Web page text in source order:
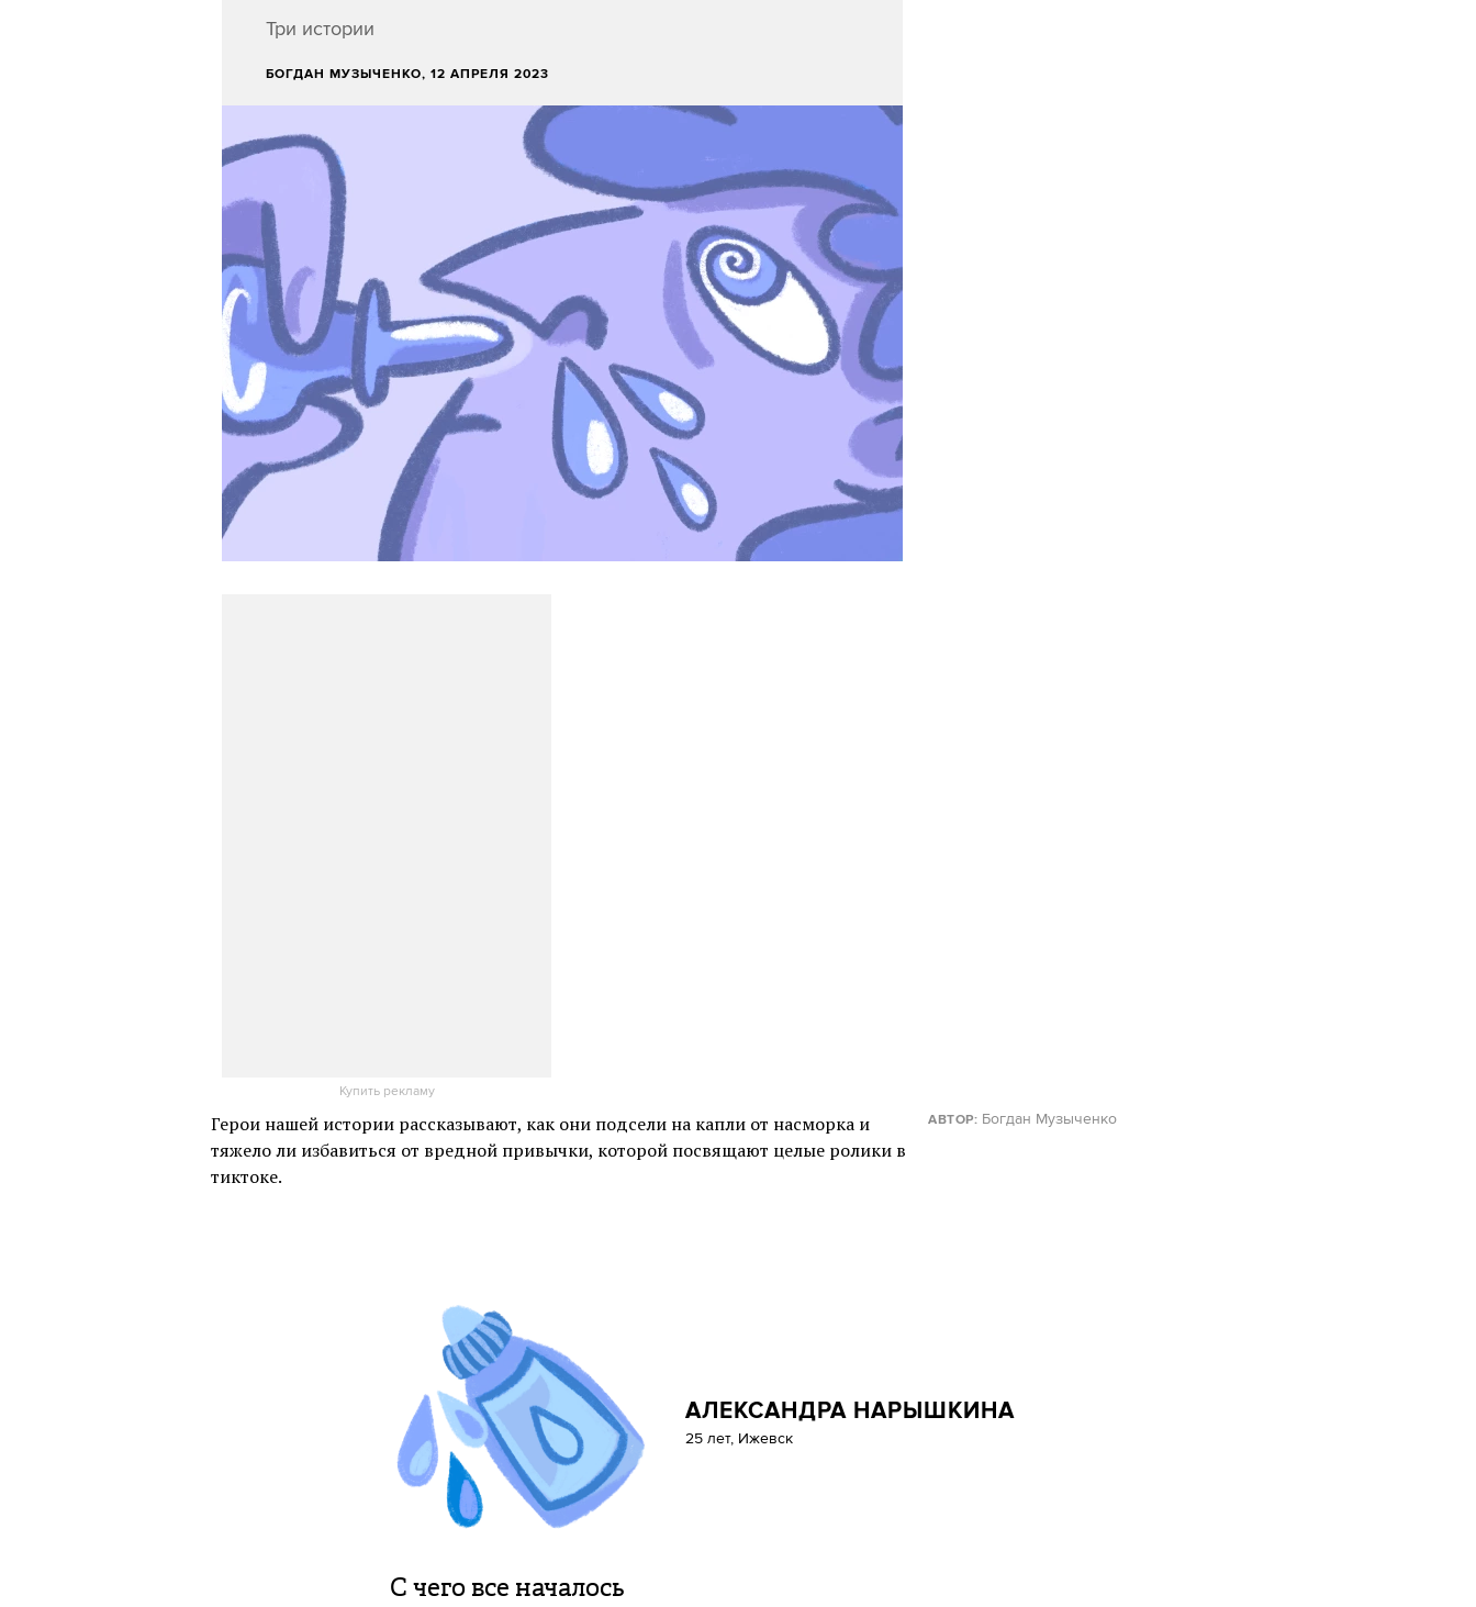
Три истории
БОГДАН МУЗЫЧЕНКО, 12 АПРЕЛЯ 2023
Купить рекламу
Герои нашей истории рассказывают, как они подсели на капли от насморка и
тяжело ли избавиться от вредной привычки, которой посвящают целые ролики в
тиктоке.
АВТОР: Богдан Музыченко
АЛЕКСАНДРА НАРЫШКИНА
25 лет, Ижевск
С чего все началось